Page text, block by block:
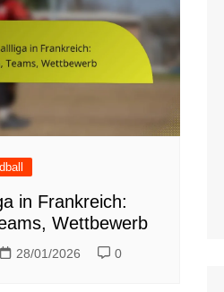
in Frankreich:
Wettbewerb
28/01/2026 0